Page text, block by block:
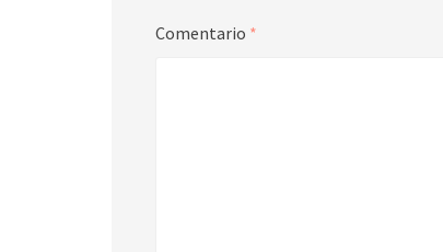
Comentario *